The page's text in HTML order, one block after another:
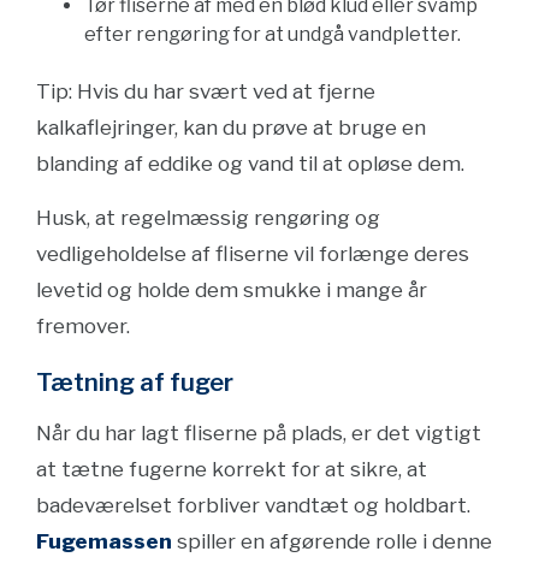
Tør fliserne af med en blød klud eller svamp
efter rengøring for at undgå vandpletter.
Tip: Hvis du har svært ved at fjerne
kalkaflejringer, kan du prøve at bruge en
blanding af eddike og vand til at opløse dem.
Husk, at regelmæssig rengøring og
vedligeholdelse af fliserne vil forlænge deres
levetid og holde dem smukke i mange år
fremover.
Tætning af fuger
Når du har lagt fliserne på plads, er det vigtigt
at tætne fugerne korrekt for at sikre, at
badeværelset forbliver vandtæt og holdbart.
Fugemassen spiller en afgørende rolle i denne